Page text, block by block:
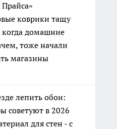
коврики тащу
домашние
тоже начали
магазины
лепить обои:
советуют в 2026
для стен - с